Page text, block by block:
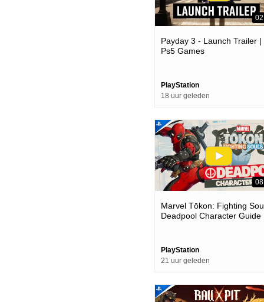
Payday 3 - Launch Trailer |
Ps5 Games
PlayStation
18 uur geleden
Marvel Tōkon: Fighting
Deadpool Character Guide
PlayStation
21 uur geleden